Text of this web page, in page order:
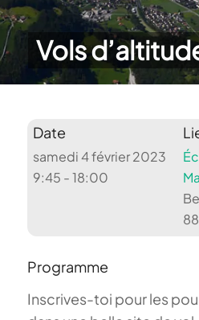
Vols
Date
samedi 4 février 2023
9:45 - 18:00
Programme
Inscrives-toi pour les